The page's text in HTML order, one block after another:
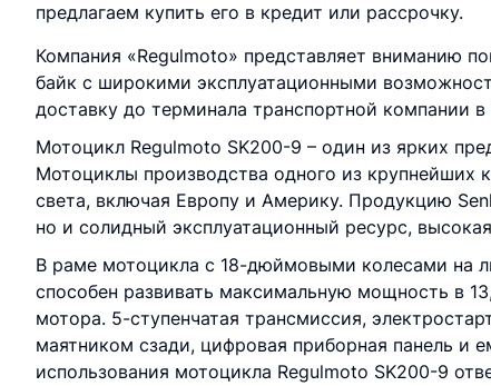
предлагаем купить его в кредит или рассрочку.
Компания «Regulmoto» представляет вниманию
байк с широкими эксплуатационными
доставку до терминала транспортной компании
Мотоцикл Regulmoto SK200-9 – один из ярких
Мотоциклы производства одного из крупнейших
света, включая Европу и Америку. Продукцию
но и солидный эксплуатационный ресурс,
В раме мотоцикла с 18-дюймовыми колесами на
способен развивать максимальную мощность в
мотора. 5-ступенчатая трансмиссия,
маятником сзади, цифровая приборная панель и
использования мотоцикла Regulmoto SK200-9